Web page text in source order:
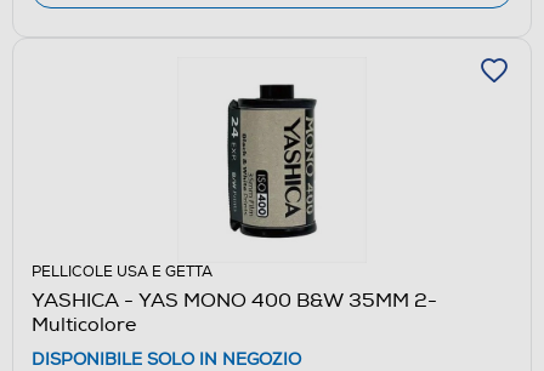
PELLICOLE USA E GETTA
YASHICA - YAS MONO 400 B&W 35MM 2-
Multicolore
DISPONIBILE SOLO IN NEGOZIO